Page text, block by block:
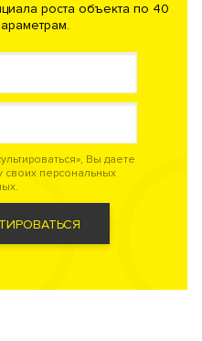
роста объекта по 40
Вы даете
своих персональных